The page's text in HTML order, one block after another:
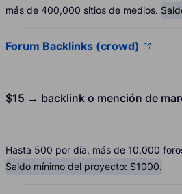
más de 400,000 sitios de medios.
Forum Backlinks (crowd)
$15 → backlink o mención de
Hasta 500 por día, más de 10,000
Saldo mínimo del proyecto: $1000.